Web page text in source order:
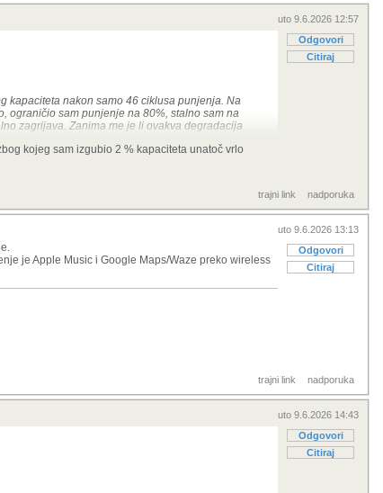
uto 9.6.2026 12:57
Odgovori
Citiraj
kapaciteta nakon samo 46 ciklusa punjenja. Na
ograničio sam punjenje na 80%, stalno sam na
zagrijava. Zanima me je li ovakva degradacija
je baterija potrošna roba, pa da se ne brinem.
kojeg sam izgubio 2 % kapaciteta unatoč vrlo
trajni link nadporuka
uto 9.6.2026 13:13
Odgovori
Citiraj
je Apple Music i Google Maps/Waze preko wireless
trajni link nadporuka
uto 9.6.2026 14:43
Odgovori
Citiraj